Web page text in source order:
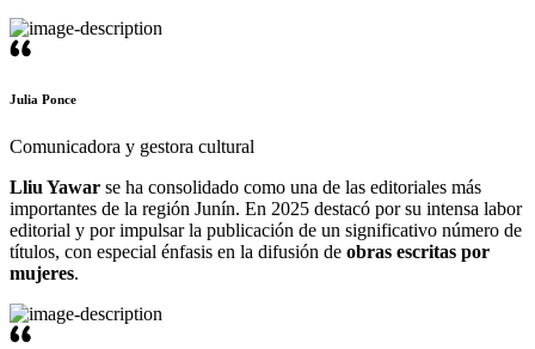
Julia Ponce
Comunicadora y gestora cultural
Lliu Yawar se ha consolidado como una de las editoriales más
importantes de la región Junín. En 2025 destacó por su intensa labor
editorial y por impulsar la publicación de un significativo número de
títulos, con especial énfasis en la difusión de obras escritas por
mujeres.